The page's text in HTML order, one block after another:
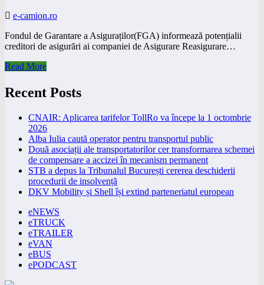
e-camion.ro
Fondul de Garantare a Asiguraților(FGA) informează potențialii
creditori de asigurări ai companiei de Asigurare Reasigurare…
Read More
Recent Posts
CNAIR: Aplicarea tarifelor TollRo va începe la 1 octombrie
2026
Alba Iulia caută operator pentru transportul public
Două asociații ale transportatorilor cer transformarea schemei
de compensare a accizei în mecanism permanent
STB a depus la Tribunalul București cererea deschiderii
procedurii de insolvență
DKV Mobility și Shell își extind parteneriatul european
eNEWS
eTRUCK
eTRAILER
eVAN
eBUS
ePODCAST